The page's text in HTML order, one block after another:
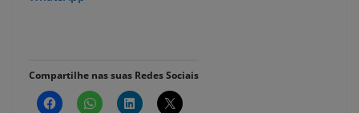
Compartilhe nas suas Redes Sociais